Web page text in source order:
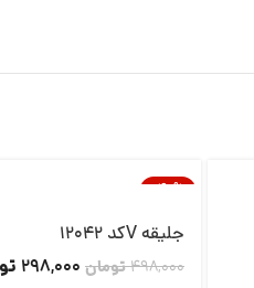
-40%
جلیقه Vکد 12042
498,000تومان 298,000